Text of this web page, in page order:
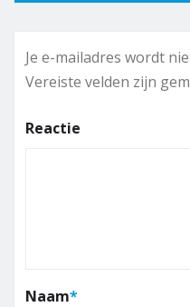
Je e-mailadres wordt
Vereiste velden zijn
Reactie
Naam*